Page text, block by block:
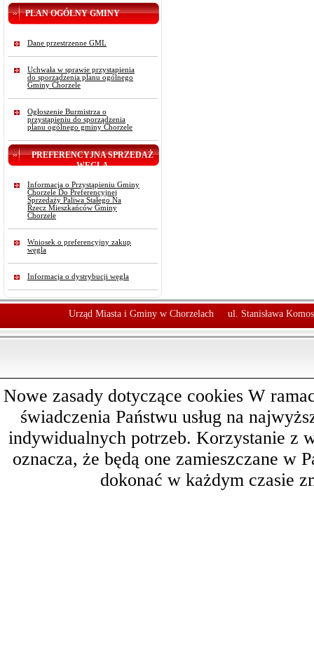
PLAN OGÓLNY GMINY
Dane przestrzenne GML
Uchwała w sprawie przystąpienia
do sporządzenia planu ogólnego
Gminy Chorzele
Ogłoszenie Burmistrza o
przystąpieniu do sporządzenia
planu ogólnego gminy Chorzele
PREFERENCYJNA SPRZEDAŻ
WĘGLA
Informacja o Przystąpieniu Gminy
Chorzele Do Preferencyjnej
Sprzedaży Paliwa Stałego Na
Rzecz Mieszkańców Gminy
Chorzele
Wniosek o preferencyjny zakup
węgla
Informacja o dystrybucji węgla
Urząd Miasta i Gminy w Chorzelach ul. Stanisława
Nowe zasady dotyczące cookies W
świadczenia Państwu usług na
indywidualnych potrzeb. Korzystanie z
oznacza, że będą one zamieszczane w
dokonać w każdym czasie